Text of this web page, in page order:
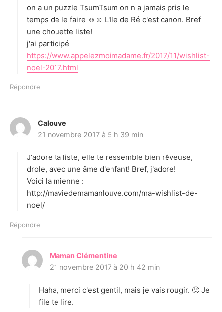
on a un puzzle TsumTsum on n a jamais pris le
temps de le faire ☺☺ L'Ile de Ré c'est canon. Bref
une chouette liste!
j'ai participé
https://www.appelezmoimadame.fr/2017/11/wishlist-
noel-2017.html
Répondre
Calouve
i
:
21 novembre 2017 à 5 h 39 min
J'adore ta liste, elle te ressemble bien rêveuse,
drole, avec une âme d'enfant! Bref, j'adore!
Voici la mienne :
http://maviedemamanlouve.com/ma-wishlist-de-
noel/
Répondre
Maman Clémentine
:
21 novembre 2017 à 20 h 42 min
Haha, merci c'est gentil, mais je vais rougir. 🙂 Je
file te lire.